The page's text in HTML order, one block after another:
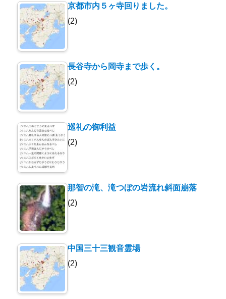
京都市内５ヶ寺回りました。
(2)
長谷寺から岡寺まで歩く。
(2)
巡礼の御利益
(2)
那智の滝、滝つぼの岩流れ斜面崩落
(2)
中国三十三観音霊場
(2)